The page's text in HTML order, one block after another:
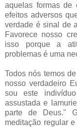
aquelas formas de
efeitos adversos
verdade é sinal de
Favorece nosso
isso porque a
problemas é uma
Todos nós temos
nosso verdadeiro
sou este
assustada e
parte de Deus."
meditação regular